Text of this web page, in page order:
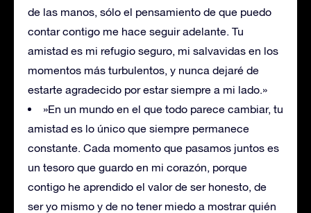
de las manos, sólo el pensamiento de que puedo
contar contigo me hace seguir adelante. Tu
amistad es mi refugio seguro, mi salvavidas en los
momentos más turbulentos, y nunca dejaré de
estarte agradecido por estar siempre a mi lado.»
»En un mundo en el que todo parece cambiar, tu
amistad es lo único que siempre permanece
constante. Cada momento que pasamos juntos es
un tesoro que guardo en mi corazón, porque
contigo he aprendido el valor de ser honesto, de
ser yo mismo y de no tener miedo a mostrar quién